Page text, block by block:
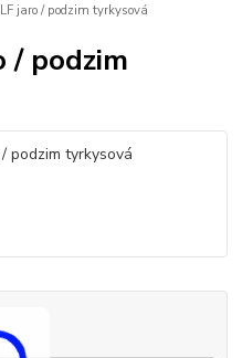
jaro / podzim tyrkysová
/ podzim